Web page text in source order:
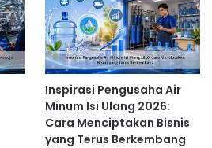
Inspirasi Pengusaha Air
Minum Isi Ulang 2026:
Cara Menciptakan Bisnis
yang Terus Berkembang